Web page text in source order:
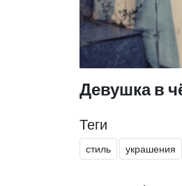
Девушка в
Теги
стиль украшения